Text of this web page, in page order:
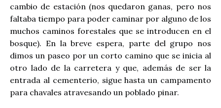
cambio de estación (nos quedaron ganas, pero nos
faltaba tiempo para poder caminar por alguno de los
muchos caminos forestales que se introducen en el
bosque). En la breve espera, parte del grupo nos
dimos un paseo por un corto camino que se inicia al
otro lado de la carretera y que, además de ser la
entrada al cementerio, sigue hasta un campamento
para chavales atravesando un poblado pinar.